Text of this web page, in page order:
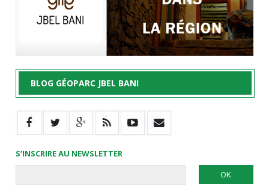
BLOG GÉOPARC JBEL BANI
S’INSCRIRE AU NEWSLETTER